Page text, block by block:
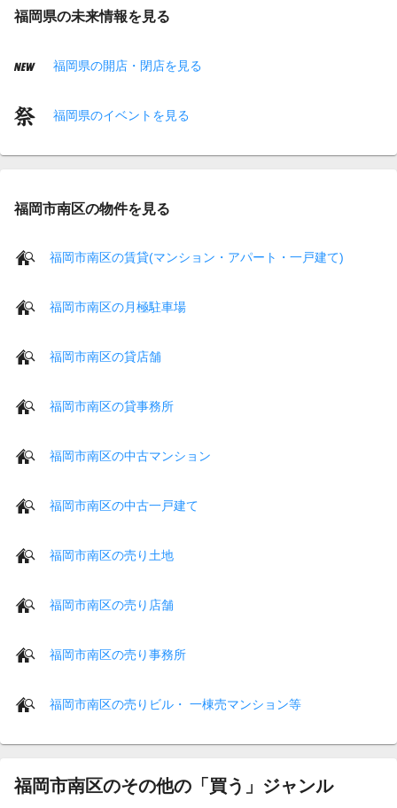
福岡県の未来情報を見る
福岡県の開店・閉店を見る
福岡県のイベントを見る
福岡市南区の物件を見る
福岡市南区の賃貸(マンション・アパート・一戸建て)
福岡市南区の月極駐車場
福岡市南区の貸店舗
福岡市南区の貸事務所
福岡市南区の中古マンション
福岡市南区の中古一戸建て
福岡市南区の売り土地
福岡市南区の売り店舗
福岡市南区の売り事務所
福岡市南区の売りビル・ 一棟売マンション等
福岡市南区のその他の「買う」ジャンル